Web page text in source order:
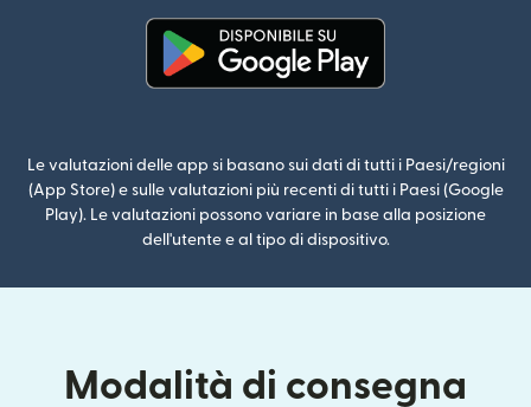
Le valutazioni delle app si basano sui dati di tutti i Paesi/regioni
(App Store) e sulle valutazioni più recenti di tutti i Paesi (Google
Play). Le valutazioni possono variare in base alla posizione
dell'utente e al tipo di dispositivo.
Modalità di consegna